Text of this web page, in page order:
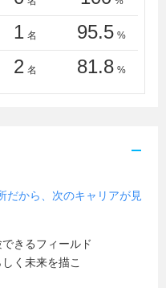
1 名 95.5 %
2 名 81.8 %
だから、次のキャリアが見
きるフィールド
く未来を描こ